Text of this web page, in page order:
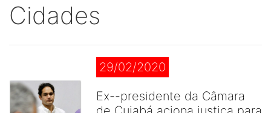
Cidades
29/02/2020
Ex--presidente da Câmara